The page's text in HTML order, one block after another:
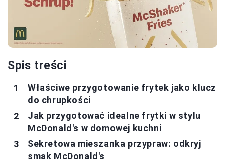
Spis treści
Właściwe przygotowanie frytek jako klucz
do chrupkości
Jak przygotować idealne frytki w stylu
McDonald's w domowej kuchni
Sekretowa mieszanka przypraw: odkryj
smak McDonald's